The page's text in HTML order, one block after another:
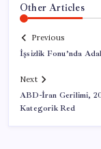
Other Articles
Previous
İşsizlik Fonu’nda
Next
ABD-İran Gerilimi,
Kategorik Red